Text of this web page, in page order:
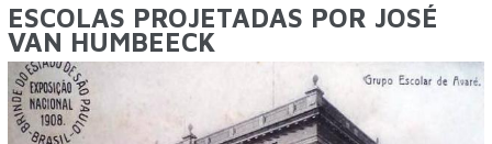
ESCOLAS PROJETADAS POR JOSÉ
VAN HUMBEECK